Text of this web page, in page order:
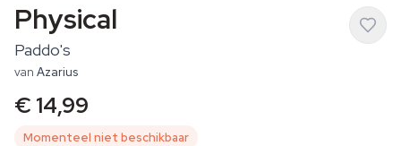
Physical
Paddo's
van Azarius
€ 14,99
Momenteel niet beschikbaar